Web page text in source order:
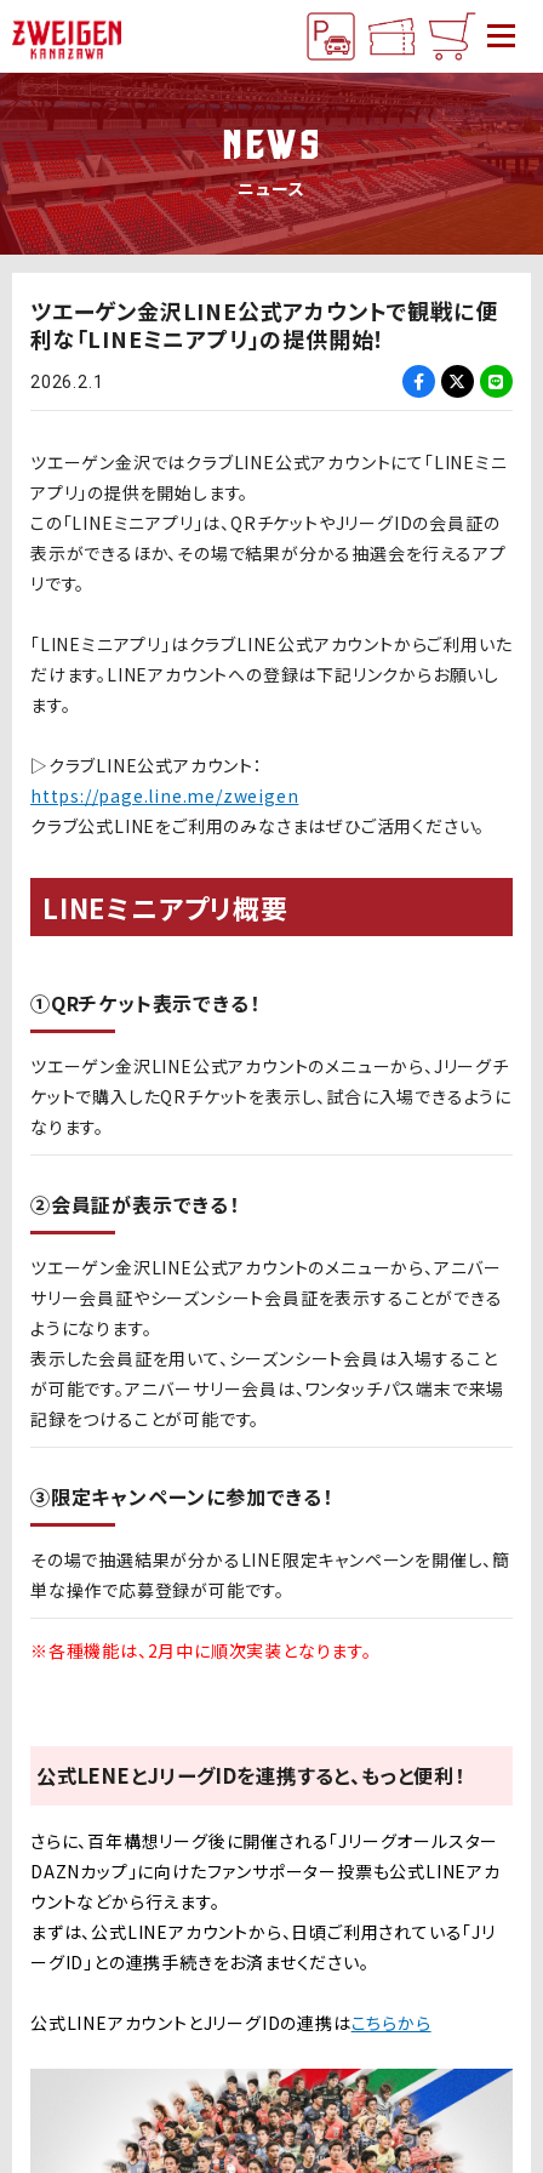
NEWS
ニュース
ツエーゲン金沢LINE公式アカウントで観戦に便
利な「LINEミニアプリ」の提供開始！
2026.2.1
ツエーゲン金沢ではクラブLINE公式アカウントにて「LINEミニ
アプリ」の提供を開始します。
この「LINEミニアプリ」は、QRチケットやJリーグIDの会員証の
表示ができるほか、その場で結果が分かる抽選会を行えるアプ
リです。
「LINEミニアプリ」はクラブLINE公式アカウントからご利用いた
だけます。LINEアカウントへの登録は下記リンクからお願いし
ます。
▷クラブLINE公式アカウント：
https://page.line.me/zweigen
クラブ公式LINEをご利用のみなさまはぜひご活用ください。
LINEミニアプリ概要
①QRチケット表示できる！
ツエーゲン金沢LINE公式アカウントのメニューから、J リーグチ
ケットで購入したQRチケットを表示し、試合に入場できるように
なります。
②会員証が表示できる！
ツエーゲン金沢LINE公式アカウントのメニューから、アニバー
サリー会員証やシーズンシート会員証を表示することができる
ようになります。
表示した会員証を用いて、シーズンシート会員は入場すること
が可能です。アニバーサリー会員は、ワンタッチパス端末で来場
記録をつけることが可能です。
③限定キャンペーンに参加できる！
その場で抽選結果が分かる LINE限定キャンペーンを開催し、簡
単な操作で応募登録が可能です。
※各種機能は、2月中に順次実装となります。
公式LENEとJリーグIDを連携すると、もっと便利！
さらに、百年構想リーグ後に開催される「Jリーグオールスター
DAZNカップ」に向けたファンサポーター投票も公式LINEアカ
ウントなどから行えます。
まずは、公式LINEアカウントから、日頃ご利用されている「Jリ
ーグID」との連携手続きをお済ませください。
公式LINEアカウントとJリーグIDの連携はこちらから